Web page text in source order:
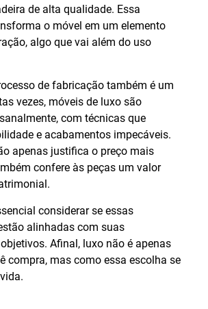
de alta qualidade. Essa
o móvel em um elemento
algo que vai além do uso
de fabricação também é um
vezes, móveis de luxo são
com técnicas que
e acabamentos impecáveis.
apenas justifica o preço mais
confere às peças um valor
considerar se essas
alinhadas com suas
Afinal, luxo não é apenas
compra, mas como essa escolha se